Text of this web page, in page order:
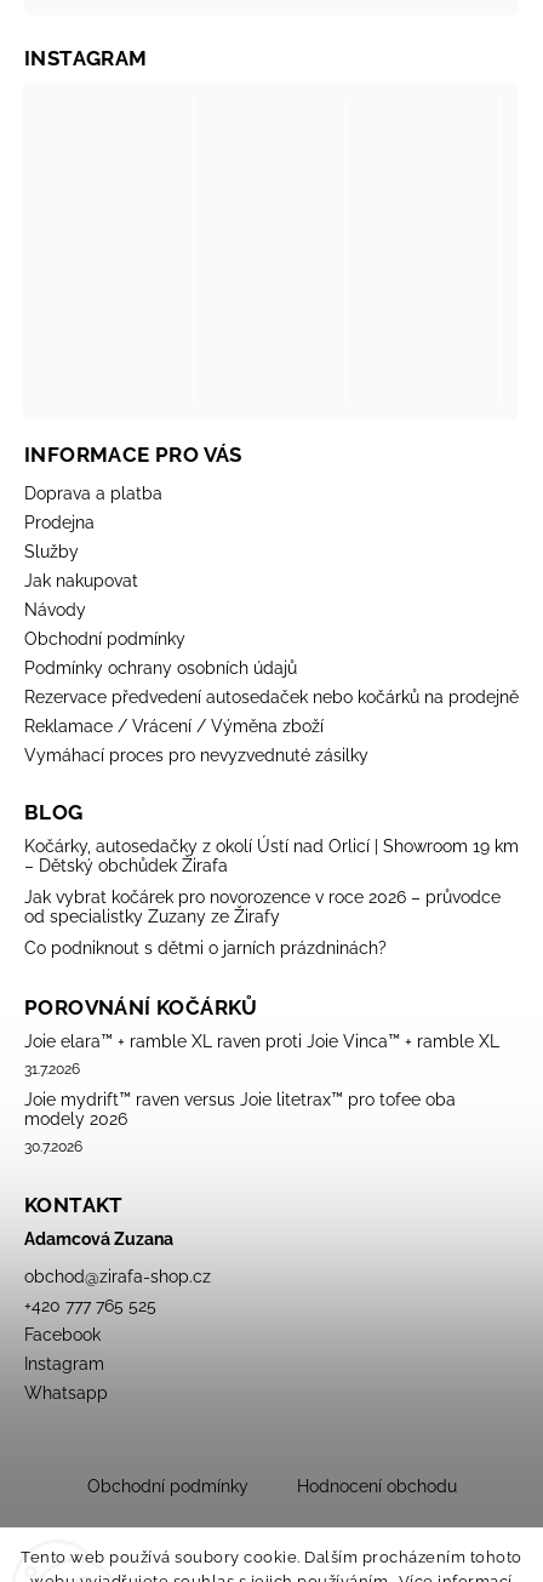
Tento web používá soubory cookie. Dalším procházením tohoto
INFORMACE PRO VÁS
Doprava a platba
Prodejna
Služby
Jak nakupovat
Návody
Obchodní podmínky
Podmínky ochrany osobních údajů
Rezervace předvedení autosedaček nebo kočárků na prodejně
Reklamace / Vrácení / Výměna zboží
Vymáhací proces pro nevyzvednuté zásilky
BLOG
Kočárky, autosedačky z okolí Ústí nad Orlicí | Showroom 19 km
– Dětský obchůdek Žirafa
Jak vybrat kočárek pro novorozence v roce 2026 – průvodce
od specialistky Zuzany ze Žirafy
Co podniknout s dětmi o jarních prázdninách?
POROVNÁNÍ KOČÁRKŮ
Joie elara™ + ramble XL raven proti Joie Vinca™ + ramble XL
31.7.2026
Joie mydrift™ raven versus Joie litetrax™ pro tofee oba
modely 2026
30.7.2026
KONTAKT
Adamcová Zuzana
obchod@zirafa-shop.cz
+420 777 765 525
Facebook
Instagram
Whatsapp
INSTAGRAM
Obchodní podmínky Hodnocení obchodu